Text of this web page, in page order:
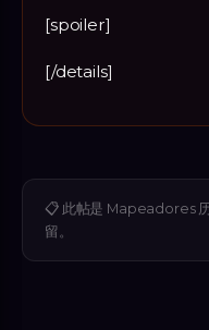
[spoiler]
[/details]
📋 此帖是 Mapeadores
留。